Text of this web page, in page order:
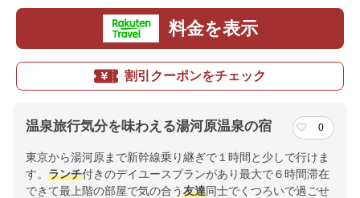
料金を表示
割引クーポンをチェック
温泉旅行気分を味わえる湯河原温泉の宿 0
東京から湯河原まで新幹線乗り継ぎで１時間と少しで行けま
す。 ランチ付きのデイユースプランがあり最大で６時間滞在
できて最上階の部屋で気の合う友達同士でくつろいで過ごせ